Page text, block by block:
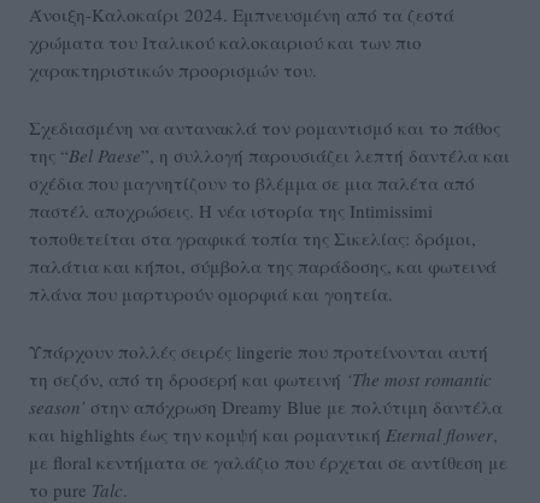
Άνοιξη-Καλοκαίρι 2024. Εμπνευσμένη από τα ζεστά
χρώματα του Ιταλικού καλοκαιριού και των πιο
χαρακτηριστικών προορισμών του.
Σχεδιασμένη να αντανακλά τον ρομαντισμό και το πάθος
της “Bel Paese”, η συλλογή παρουσιάζει λεπτή δαντέλα και
σχέδια που μαγνητίζουν το βλέμμα σε μια παλέτα από
παστέλ αποχρώσεις. Η νέα ιστορία της Intimissimi
τοποθετείται στα γραφικά τοπία της Σικελίας: δρόμοι,
παλάτια και κήποι, σύμβολα της παράδοσης, και φωτεινά
πλάνα που μαρτυρούν ομορφιά και γοητεία.
Υπάρχουν πολλές σειρές lingerie που προτείνονται αυτή
τη σεζόν, από τη δροσερή και φωτεινή ‘The most romantic
season’ στην απόχρωση Dreamy Blue με πολύτιμη δαντέλα
και highlights έως την κομψή και ρομαντική Eternal flower
με floral κεντήματα σε γαλάζιο που έρχεται σε αντίθεση με
το pure Talc